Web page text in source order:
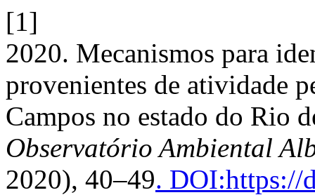
[1]
2020. Mecanismos para
provenientes de atividade
Campos no estado do Rio
Observatório Ambiental
2020), 40–49. DOI:https://